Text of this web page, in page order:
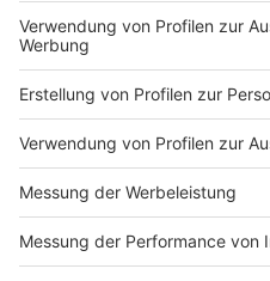
Nutzungsbedingungen
Impressum